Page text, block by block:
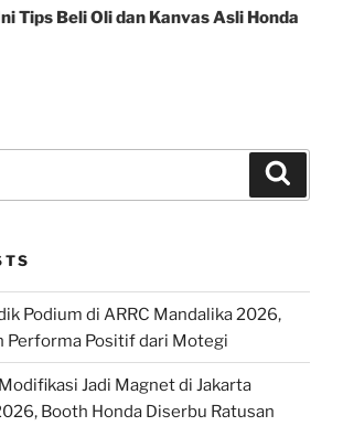
Tips Beli Oli dan Kanvas Asli Honda
Podium di ARRC Mandalika 2026,
Performa Positif dari Motegi
Jadi Magnet di Jakarta
Booth Honda Diserbu Ratusan